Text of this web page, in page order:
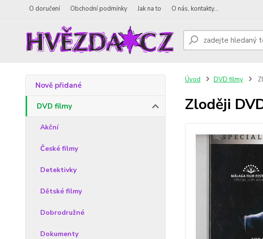
O doručení Obchodní podmínky Jak na to O nás, kontakty...
Nově přidané
DVD filmy
Akční
České filmy
Detektivky
Dětské filmy
Dobrodružné
Dokumenty
Úvod DVD filmy
Zloději